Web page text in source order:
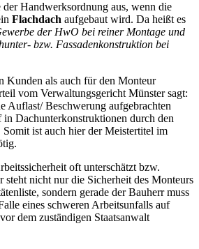
Handwerksordnung aus, wenn die
Flachdach aufgebaut wird. Da heißt es
der HwO bei reiner Montage und
bzw. Fassadenkonstruktion bei
Kunden als auch für den Monteur
vom Verwaltungsgericht Münster sagt:
Auflast/ Beschwerung aufgebrachten
Dachunterkonstruktionen durch den
ist auch hier der Meistertitel im
oft unterschätzt bzw.
steht nicht nur die Sicherheit des Monteurs
sondern gerade der Bauherr muss
eines schweren Arbeitsunfalls auf
dem zuständigen Staatsanwalt